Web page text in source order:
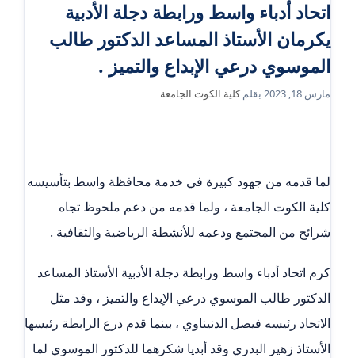
اتحاد أدباء واسط ورابطة دجلة الأدبية
يكرمان الأستاذ المساعد الدكتور طالب
الموسوي درعي الإبداع والتميز .
مارس 18, 2023 بقلمكلية الكوت الجامعة
لما قدمه من جهود كبيرة في خدمة محافظة واسط بتأسيسه
كلية الكوت الجامعة ، ولما قدمه من دعم ملحوظ تجاه
شرائح من المجتمع ودعمه للأنشطة الرياضية والثقافية .
كرم اتحاد أدباء واسط ورابطة دجلة الأدبية الأستاذ المساعد
الدكتور طالب الموسوي درعي الإبداع والتميز ، وقد مثل
الاتحاد رئيسه فيصل الدنيناوي ، بينما قدم درع الرابطة رئيسها
الأستاذ زهير البدري وقد أبديا شكرهما للدكتور الموسوي لما